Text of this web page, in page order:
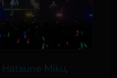
Hatsune Miku,